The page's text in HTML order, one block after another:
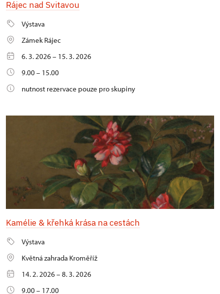
Rájec nad Svitavou
Výstava
Zámek Rájec
6. 3. 2026 – 15. 3. 2026
9.00 – 15.00
nutnost rezervace pouze pro skupiny
Kamélie & křehká krása na cestách
Výstava
Květná zahrada Kroměříž
14. 2. 2026 – 8. 3. 2026
9.00 – 17.00